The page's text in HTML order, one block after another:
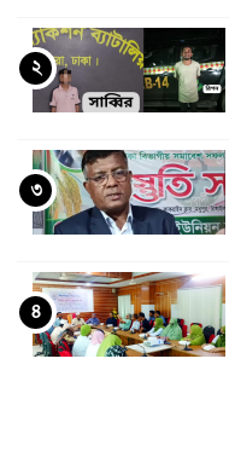
২
৩
৪